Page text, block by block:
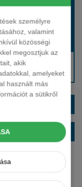
személyre
valamint
közösségi
megosztjuk az
akik
amelyeket
használt más
a sütikről
bennünket!
Hívjon bennünket!